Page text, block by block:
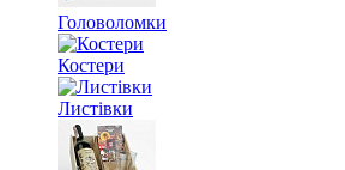
Головоломки
Костери
Листівки